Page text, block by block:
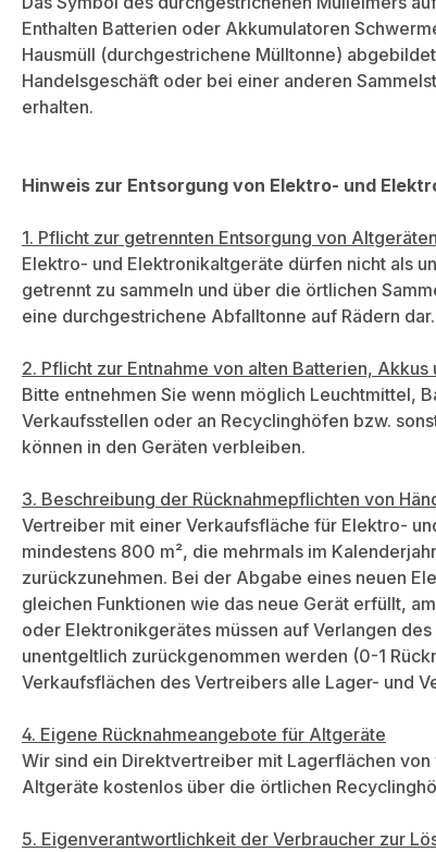
Enthalten Batterien oder Akkumulatoren
Hausmüll (durchgestrichene Mülltonne)
Handelsgeschäft oder bei einer anderen
erhalten.
Hinweis zur Entsorgung von Elektro- und
1. Pflicht zur getrennten Entsorgung von
Elektro- und Elektronikaltgeräte dürfen nicht als
getrennt zu sammeln und über die örtlichen
eine durchgestrichene Abfalltonne auf Rädern
2. Pflicht zur Entnahme von alten Batterien,
Bitte entnehmen Sie wenn möglich Leuchtmittel,
Verkaufsstellen oder an Recyclinghöfen bzw.
können in den Geräten verbleiben.
3. Beschreibung der Rücknahmepflichten von
Vertreiber mit einer Verkaufsfläche für Elektro-
mindestens 800 m², die mehrmals im
zurückzunehmen. Bei der Abgabe eines neuen
gleichen Funktionen wie das neue Gerät erfüllt,
oder Elektronikgerätes müssen auf Verlangen
unentgeltlich zurückgenommen werden (0-1
Verkaufsflächen des Vertreibers alle Lager- und
4. Eigene Rücknahmeangebote für Altgeräte
Wir sind ein Direktvertreiber mit Lagerflächen
Altgeräte kostenlos über die örtlichen
5. Eigenverantwortlichkeit der Verbraucher zur